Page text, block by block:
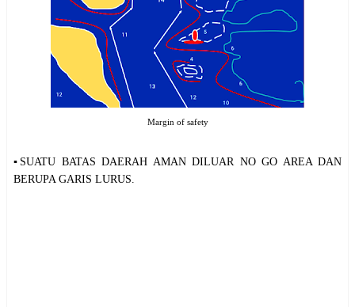
Margin of safety
▪️SUATU BATAS DAERAH AMAN DILUAR NO GO AREA DAN
BERUPA GARIS LURUS.